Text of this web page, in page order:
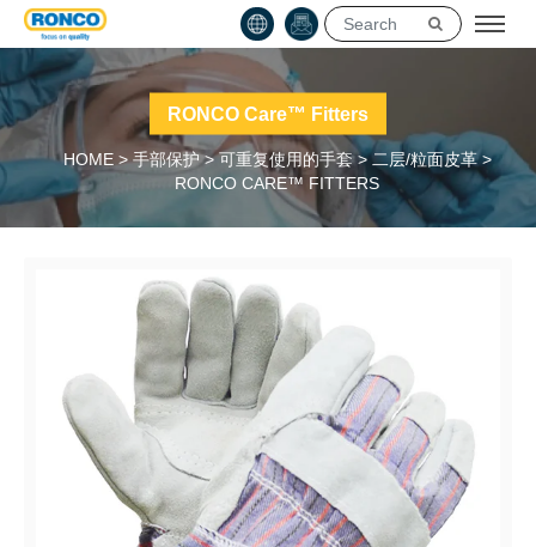
RONCO Care™ Fitters
HOME>手部保护>可重复使用的手套>二层/粒面皮革>
RONCO CARE™ FITTERS